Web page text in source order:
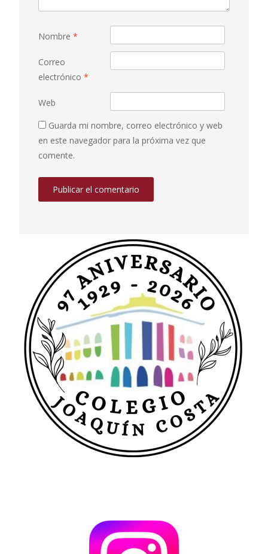
Nombre *
Correo
electrónico *
Web
Guarda mi nombre, correo electrónico y web
en este navegador para la próxima vez que
comente.